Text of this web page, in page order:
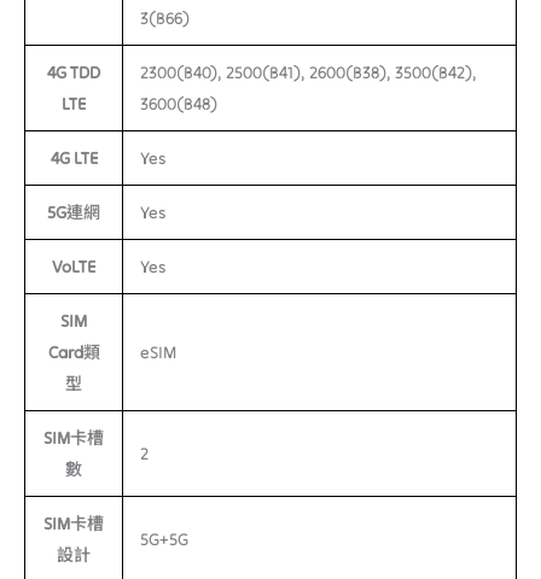
3(B66)
4G TDD
LTE
2300(B40), 2500(B41), 2600(B38), 3500(B42),
3600(B48)
4G LTE Yes
5G連網 Yes
VoLTE Yes
SIM
Card類
型
eSIM
SIM卡槽
數
2
SIM卡槽
設計
5G+5G